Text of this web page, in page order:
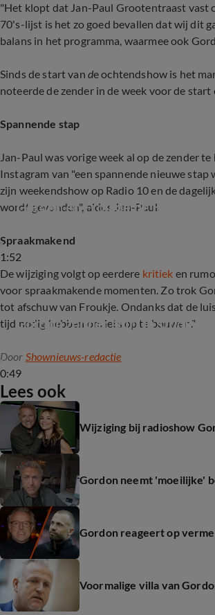
"Het klopt dat Jan-Paul Grootentraast vast
70's-lijst is het zo goed bevallen dat wij dit
balans in het programma, waarmee ook
Sinds de start van de ochtendshow is het
noteerde de zender in de week voor de
Spannende stap
Jan-Paul was vorige week al op de zender
Instagram van "een spannende nieuwe
zijn weekendshow op Radio 10 en de
wordt gevonden", aldus Jan-Paul.
1:52
Gordon en Froukje de Both
Spraakmakend
De wijziging volgt op eerdere kritiek en
voor spraakmakende momenten. Zo trok
tot afschuw van Froukje. Ondanks dat de
tijd nodig hebben om iets op te bouwen."
0:49
Gordon zonder shirt in studio:
Door Shownieuws-redactie
Lees ook
Wijziging bij radioshow
Gordon neemt 'moeilijke'
Gordon reageert op
Voormalige villa van